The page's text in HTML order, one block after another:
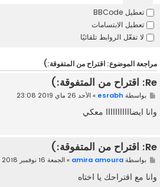
تعطيل BBCode
تعطيل الابتسامات
لا تفعّل الروابط تلقائيًا
مراجعة الموضوع: اقتراح من المتفوقة:)
Re: اقتراح من المتفوقة:)
بواسطة esrabh » الأحد 26 ماي 2019 23:08
وانا ايضااااااااااا معكي
Re: اقتراح من المتفوقة:)
بواسطةamira amoura » الجمعة 16 نوفمبر 2018 8:15
وانا مع اقتراحك يا اختاه